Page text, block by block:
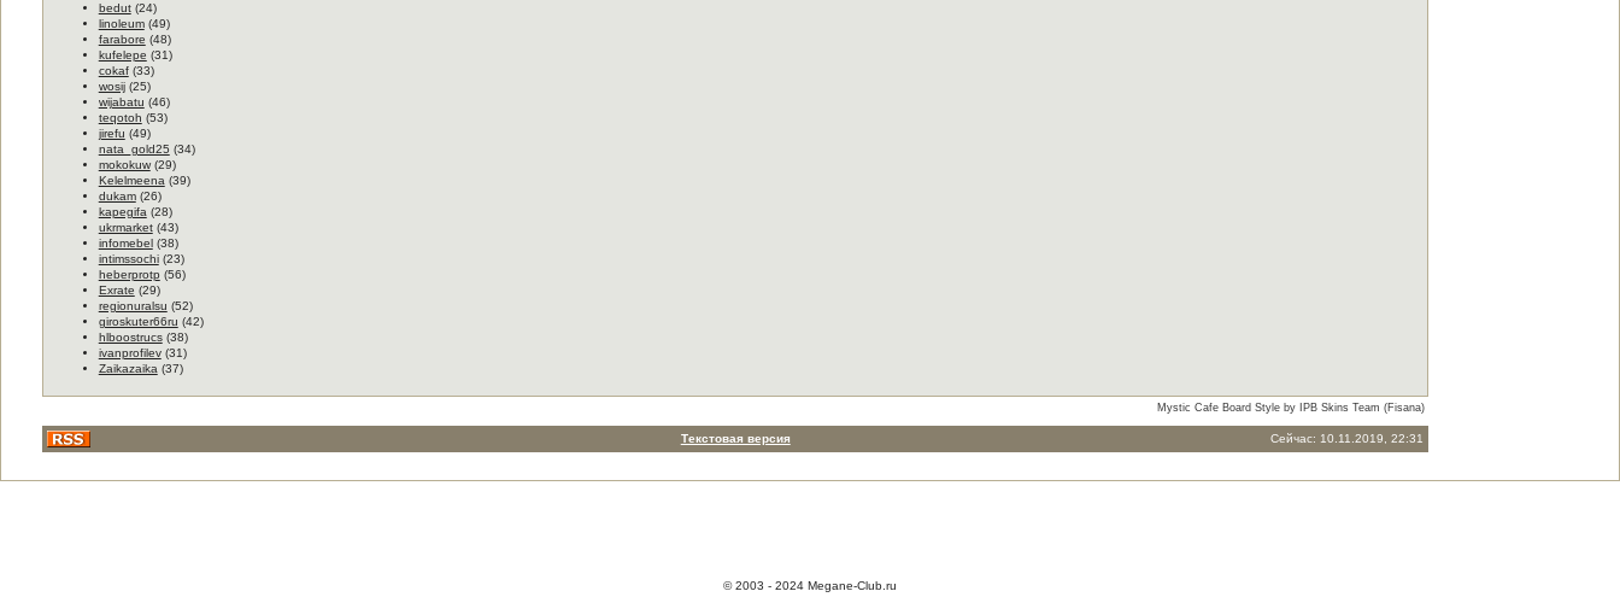
bedut(24)
linoleum(49)
farabore (48)
kufelepe (31)
cokaf(33)
wosij(25)
wijabatu (46)
teqotoh (53)
jirefu (49)
nata_gold25 (34)
mokokuw(29)
Kelelmeena (39)
dukam(26)
kapegifa (28)
ukrmarket(43)
infomebel(38)
intimssochi(23)
heberprotp (56)
Exrate (29)
regionuralsu (52)
giroskuter66ru (42)
hlboostrucs(38)
ivanprofilev(31)
Zaikazaika (37)
Mystic Cafe Board Style by IPB Skins Team (Fisana)
Текстовая версия Сейчас: 10.11.2019, 22:31
© 2003 - 2024 Megane-Club.ru